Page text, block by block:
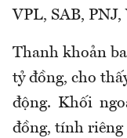
VPL, SAB,
Thanh khoản
tỷ đồng, cho
động. Khối
đồng, tính